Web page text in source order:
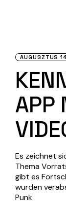
AUGUSZTUS
APP
Es zeichnet
Thema
gibt es
wurden
Punk